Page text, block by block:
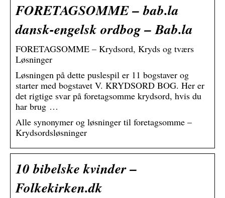
FORETAGSOMME – bab.la
dansk-engelsk ordbog – Bab.la
FORETAGSOMME – Krydsord, Kryds og tværs
Løsninger
Løsningen på dette puslespil er 11 bogstaver og
starter med bogstavet V. KRYDSORD BOG. Her er
det rigtige svar på foretagsomme krydsord, hvis du
har brug …
Alle synonymer og løsninger til foretagsomme –
Krydsordsløsninger
10 bibelske kvinder –
Folkekirken.dk